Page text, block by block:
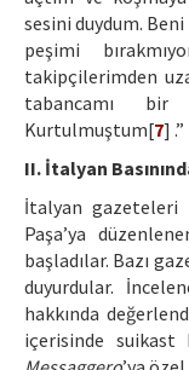
sesini duydum.
peşimi
takipçilerimden
tabancamı bir
Kurtulmuştum[7] .”
II. İtalyan
İtalyan gazeteleri
Paşa’ya
başladılar. Bazı
duyurdular.
hakkında
içerisinde suikast